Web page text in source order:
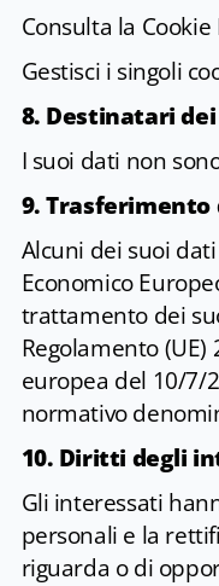
Consulta la
Gestisci i singoli
8. Destinatari
I suoi dati non
9. Trasferimento
Alcuni dei suoi
Economico
trattamento dei
Regolamento
europea del 10/7/
normativo
10. Diritti degli
Gli interessati
personali e la
riguarda o di